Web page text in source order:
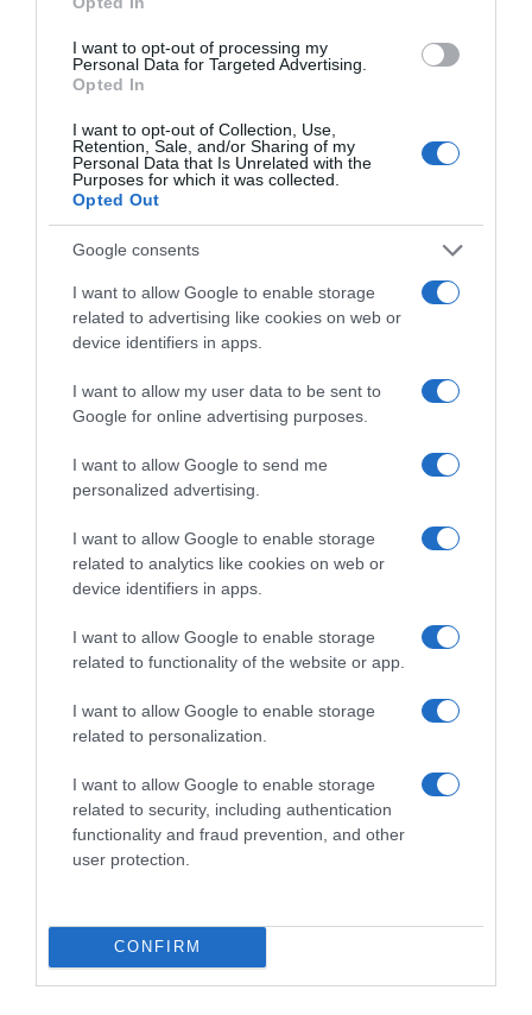
I want to opt-out of processing my
Personal Data for Targeted Advertising.
Opted In
I want to opt-out of Collection, Use,
Retention, Sale, and/or Sharing of my
Personal Data that Is Unrelated with the
Purposes for which it was collected.
Opted Out
Google consents
I want to allow Google to enable storage
related to advertising like cookies on web or
device identifiers in apps.
I want to allow my user data to be sent to
Google for online advertising purposes.
I want to allow Google to send me
personalized advertising.
I want to allow Google to enable storage
related to analytics like cookies on web or
device identifiers in apps.
I want to allow Google to enable storage
related to functionality of the website or app.
I want to allow Google to enable storage
related to personalization.
I want to allow Google to enable storage
related to security, including authentication
functionality and fraud prevention, and other
user protection.
CONFIRM
PESSOAS
Comentador de moda e etiqueta critica visual
de Albuquerque e Sofia Fernandes no
16 Out 13:21
PRODUTOS E MARCAS
IKEA Portugal cresce 10,8% e prepara entrada
na Madeira até final do ano
16 Out 17:47
PESSOAS
Madeirense representante da L'Oreal e júri em
concurso internacional de cabelos